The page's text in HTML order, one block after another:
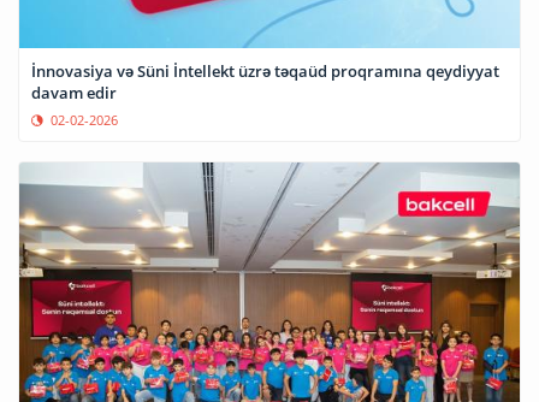
⁠İnnovasiya və Süni İntellekt üzrə təqaüd proqramına qeydiyyat
davam edir
02-02-2026